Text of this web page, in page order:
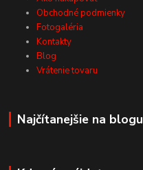
Obchodné podmienky
Fotogaléria
Kontakty
Blog
Vrátenie tovaru
Najčítanejšie na blogu